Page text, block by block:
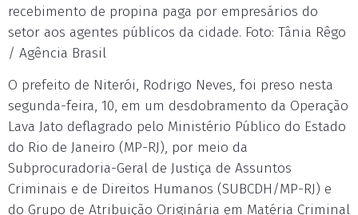
recebimento de propina paga por empresários do
setor aos agentes públicos da cidade. Foto: Tânia Rêgo
/ Agência Brasil
O prefeito de Niterói, Rodrigo Neves, foi preso nesta
segunda-feira, 10, em um desdobramento da Operação
Lava Jato deflagrado pelo Ministério Público do Estado
do Rio de Janeiro (MP-RJ), por meio da
Subprocuradoria-Geral de Justiça de Assuntos
Criminais e de Direitos Humanos (SUBCDH/MP-RJ) e
do Grupo de Atribuição Originária em Matéria Criminal